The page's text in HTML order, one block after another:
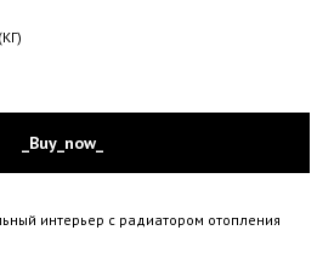
_Buy_now_
интерьер с радиатором отопления